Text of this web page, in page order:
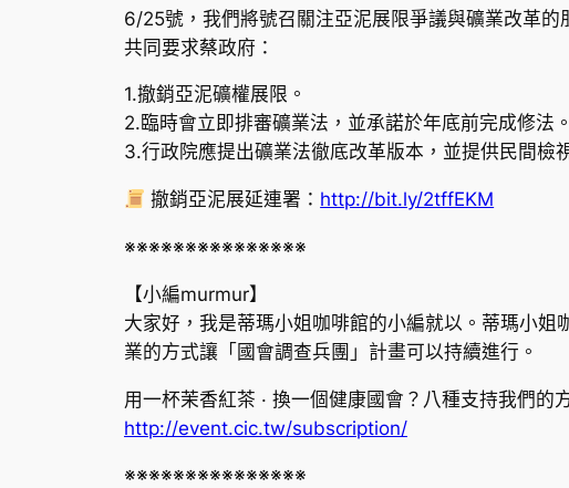
6/25號，我們將號召關注亞泥展限爭議與礦業改革
共同要求蔡政府：
1.撤銷亞泥礦權展限。
2.臨時會立即排審礦業法，並承諾於年底前完成修法。
3.行政院應提出礦業法徹底改革版本，並提供民間檢
撤銷亞泥展延連署： http://bit.ly/2tffEKM
※※※※※※※※※※※※※※※
【小編murmur】
大家好，我是蒂瑪小姐咖啡館的小編就以。蒂瑪小
業的方式讓「國會調查兵團」計畫可以持續進行。
用一杯茉香紅茶 · 換一個健康國會？八種支持我們的
http://event.cic.tw/subscription/
※※※※※※※※※※※※※※※